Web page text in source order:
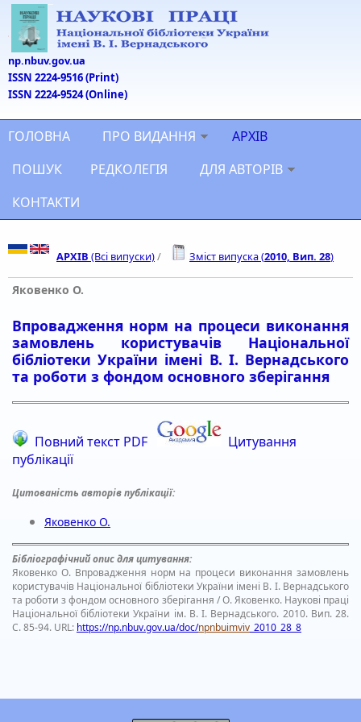
Перейти до основного матеріалу
np.nbuv.gov.ua
ISSN 2224-9516 (Print)
ISSN 2224-9524 (Online)
ГОЛОВНА ПРО ВИДАННЯ
АРХІВ
ПОШУК
РЕДКОЛЕГІЯ
ДЛЯ АВТОРІВ
КОНТАКТИ
АРХІВ (Всі випуски)/ Зміст випуска (2010, Вип. 28)
Яковенко О.
Впровадження норм на процеси виконання
замовлень користувачів Національної
бібліотеки України імені В. І. Вернадського
та роботи з фондом основного зберігання
Повний текст PDF
Цитування
публікації
Цитованість авторів публікації:
Яковенко О.
Бібліографічний опис для цитування:
Яковенко О. Впровадження норм на процеси виконання замовлень
користувачів Національної бібліотеки України імені В. І. Вернадського
та роботи з фондом основного зберігання / О. Яковенко. Наукові праці
Національної бібліотеки України ім. В. І. Вернадського. 2010. Вип. 28.
С. 85-94. URL: https://np.nbuv.gov.ua/doc/npnbuimviv _2010_28_8